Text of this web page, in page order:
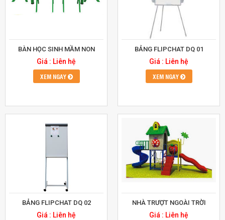
BÀN HỌC SINH MẦM NON
Giá : Liên hệ
XEM NGAY
BẢNG FLIPCHAT DQ 01
Giá : Liên hệ
XEM NGAY
BẢNG FLIPCHAT DQ 02
Giá : Liên hệ
NHÀ TRƯỢT NGOÀI TRỜI
Giá : Liên hệ